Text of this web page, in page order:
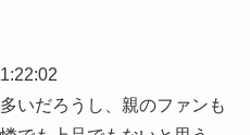
いだろうし、親のファンも